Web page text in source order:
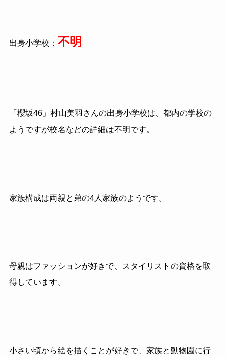
出身小学校： 不明
「櫻坂46」村山美羽さんの出身小学校は、都内の学校の
ようですが校名などの詳細は不明です。
家族構成は両親と弟の4人家族のようです。
母親はファッションが好きで、スタイリストの資格を取
得しています。
小さい頃から絵を描くことが好きで、家族と動物園に行